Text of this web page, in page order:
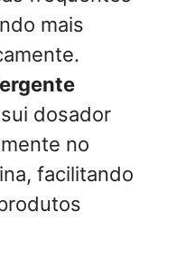
mais
dosador
no
facilitando